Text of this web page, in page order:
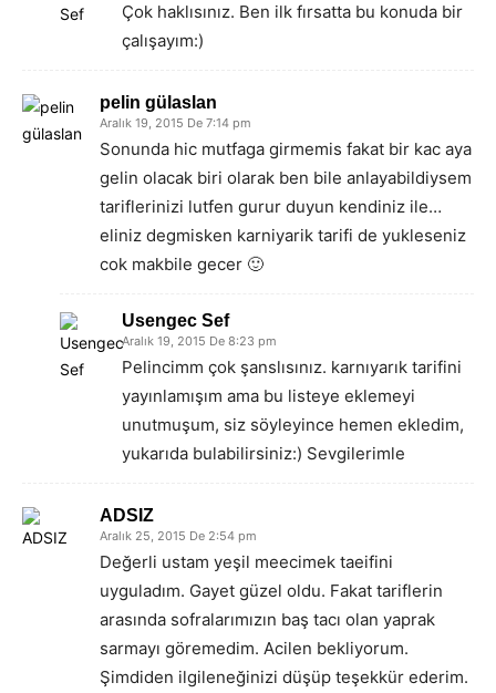
Çok haklısınız. Ben ilk fırsatta bu konuda bir
çalışayım:)
pelin gülaslan
Aralık 19, 2015 De 7:14 pm
Sonunda hic mutfaga girmemis fakat bir kac aya
gelin olacak biri olarak ben bile anlayabildiysem
tariflerinizi lutfen gurur duyun kendiniz ile…
eliniz degmisken karniyarik tarifi de yukleseniz
cok makbile gecer 🙂
Usengec Sef
Aralık 19, 2015 De 8:23 pm
Pelincimm çok şanslısınız. karnıyarık tarifini
yayınlamışım ama bu listeye eklemeyi
unutmuşum, siz söyleyince hemen ekledim,
yukarıda bulabilirsiniz:) Sevgilerimle
ADSIZ
Aralık 25, 2015 De 2:54 pm
Değerli ustam yeşil meecimek taeifini
uyguladım. Gayet güzel oldu. Fakat tariflerin
arasında sofralarımızın baş tacı olan yaprak
sarmayı göremedim. Acilen bekliyorum.
Şimdiden ilgileneğinizi düşüp teşekkür ederim.